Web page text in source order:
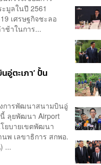
มูลในปี 2561
เศรษฐกิจชะลอ
ช้าในการ...
อู่ตะเภา’ ปั้น
การพัฒนาสนามบินอู่
นี้ ลุยพัฒนา Airport
ยบายเขตพัฒนา
พ เลขาธิการ สกพอ.
...